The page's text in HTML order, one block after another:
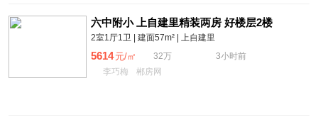
六中附小 上自建里精装两房 好楼层2楼
2室1厅1卫 | 建面57m² | 上自建里
5614 元/㎡ 32万
3小时前
李巧梅
郴房网